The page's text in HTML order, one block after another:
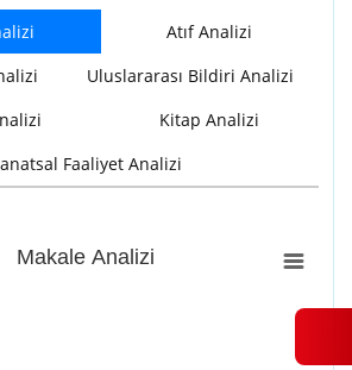
Atıf Analizi
Uluslararası Bildiri Analizi
Kitap Analizi
Faaliyet Analizi
displaying values. Range: -0.5 to 0.5.
Makale Analizi